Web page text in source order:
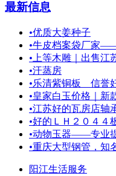
最新信息
•优质大姜种子
•牛皮档案袋厂家
• 上等木雕｜出售江
•汗蒸房
•乐清紫铜板 信誉
•皇家白玉价格｜新
•江苏好的瓦房店
•好的ＬＨ２０４４
•动物玉器——专业
•重庆大型钢管，知
阳江生活服务